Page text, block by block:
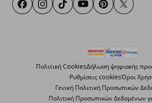
FacebookInstagram
TikTokYoutubePinterestTwitter
Πολιτική CookiesΔήλωση ψηφιακής
Ρυθμίσεις cookiesΌροι
Γενική Πολιτική Προσωπικών
Πολιτική Προσωπικών Δεδομένων